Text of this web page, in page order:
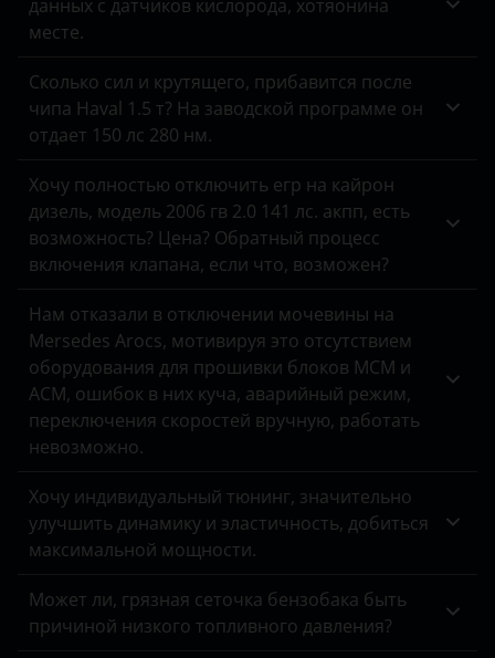
JAC
Jeep
Kia
Land Rover
Lifan
Luxgen
Mazda
MINI
Mitsubishi
Nissan
Viano
X-класс
данных с датчиков кислорода, хотяонина
месте.
Сколько сил и крутящего, прибавится после
чипа Haval 1.5 т? На заводской программе он
отдает 150 лс 280 нм.
Хочу полностью отключить егр на кайрон
дизель, модель 2006 гв 2.0 141 лс. акпп, есть
возможность? Цена? Обратный процесс
включения клапана, если что, возможен?
Нам отказали в отключении мочевины на
Mersedes Arocs, мотивируя это отсутствием
оборудования для прошивки блоков MCM и
ACM, ошибок в них куча, аварийный режим,
переключения скоростей вручную, работать
невозможно.
Хочу индивидуальный тюнинг, значительно
улучшить динамику и эластичность, добиться
максимальной мощности.
Может ли, грязная сеточка бензобака быть
причиной низкого топливного давления?